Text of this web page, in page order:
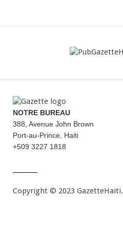
NOTRE BUREAU
388, Avenue John Brown
Port-au-Prince, Haiti
+509 3227 1818
Copyright © 2023 GazetteHaiti.